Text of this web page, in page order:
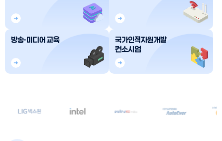
방송·미디어 교육
국가인적자원개발
컨소시엄